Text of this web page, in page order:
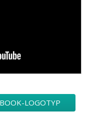
LOGOTYP